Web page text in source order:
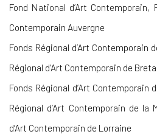
Fond National d’Art Contemporain,
Contemporain Auvergne
Fonds Régional d’Art Contemporain
Régional d’Art Contemporain de
Fonds Régional d’Art Contemporain
Régional d’Art Contemporain de la
d’Art Contemporain de Lorraine